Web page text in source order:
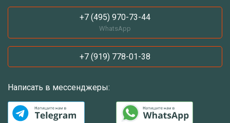
+7 (495) 970-73-44
WhatsApp
+7 (919) 778-01-38
Написать в мессенджеры: